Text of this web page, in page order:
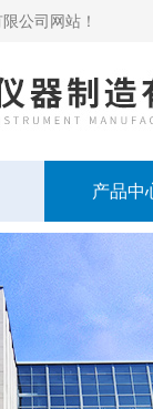
公司网站！
产品中